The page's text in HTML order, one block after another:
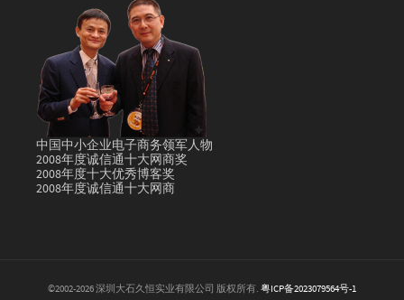
中国中小企业电子商务领军人物
2008年度诚信通十大网商奖
2008年度十大优秀博客奖
2008年度诚信通十大网商
©2002-2026 深圳大石久恒实业有限公司 版权所有. 粤ICP备2023079564号-1